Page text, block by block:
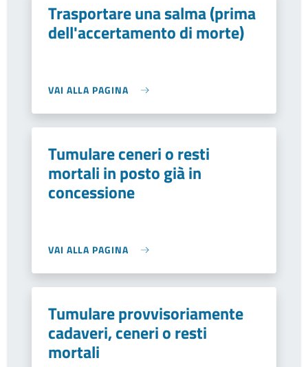
Trasportare una salma (prima
dell'accertamento di morte)
VAI ALLA PAGINA
Tumulare ceneri o resti
mortali in posto già in
concessione
VAI ALLA PAGINA
Tumulare provvisoriamente
cadaveri, ceneri o resti
mortali